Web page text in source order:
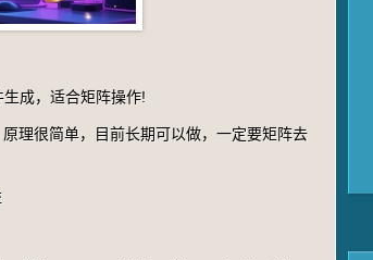
成，适合矩阵操作!
理很简单，目前长期可以做，一定要矩阵去